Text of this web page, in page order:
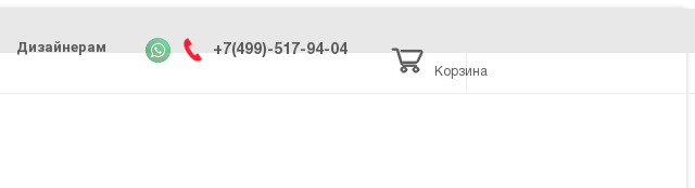
Дизайнерам
+7(499)-517-94-04
Корзина